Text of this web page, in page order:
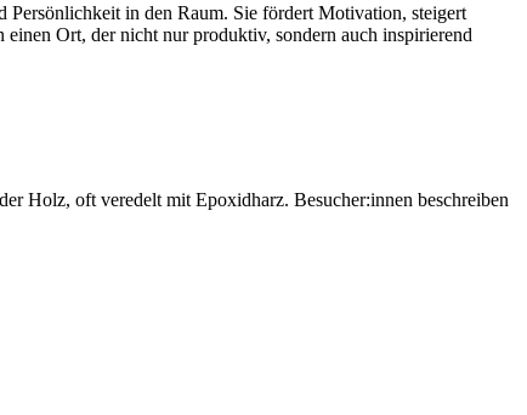
Persönlichkeit in den Raum. Sie fördert Motivation, steigert
Ort, der nicht nur produktiv, sondern auch inspirierend
Holz, oft veredelt mit Epoxidharz. Besucher:innen beschreiben